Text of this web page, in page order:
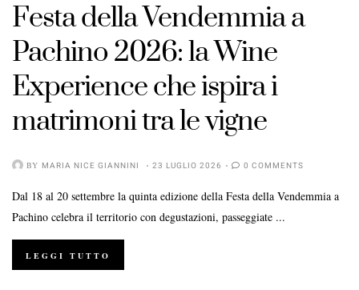
Festa della Vendemmia a
Pachino 2026: la Wine
Experience che ispira i
matrimoni tra le vigne
BY MARIA NICE GIANNINI 23 LUGLIO 2026 0 COMMENTS
Dal 18 al 20 settembre la quinta edizione della Festa della Vendemmia a
Pachino celebra il territorio con degustazioni, passeggiate ...
LEGGI TUTTO
POSTED